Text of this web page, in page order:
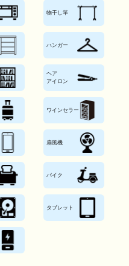
物干し竿
ハンガー
ヘア
アイロン
ワインセラー
扇風機
バイク
タブレット